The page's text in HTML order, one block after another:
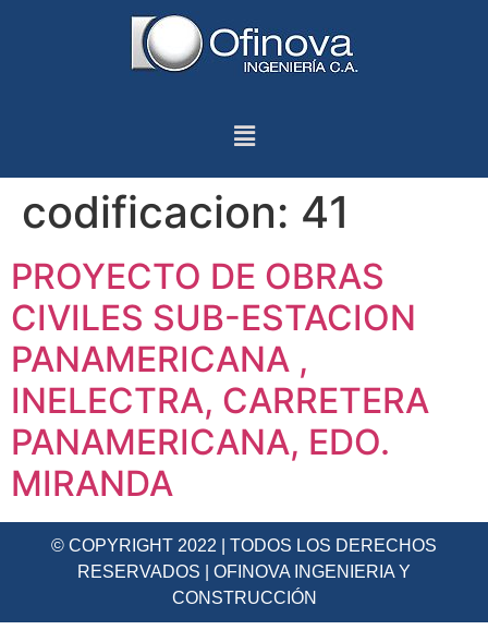
codificacion: 41
PROYECTO DE OBRAS
CIVILES SUB-ESTACION
PANAMERICANA ,
INELECTRA, CARRETERA
PANAMERICANA, EDO.
MIRANDA
© COPYRIGHT 2022 | TODOS LOS DERECHOS
RESERVADOS | OFINOVA INGENIERIA Y
CONSTRUCCIÓN